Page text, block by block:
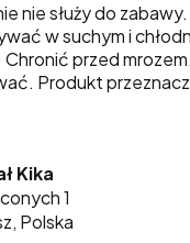
nie służy do zabawy.
w suchym i
przed mrozem.
Produkt
Kika
1
Polska